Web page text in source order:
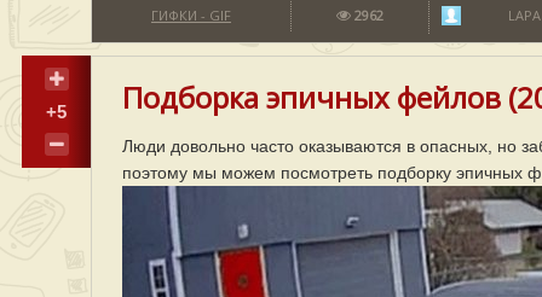
ГИФКИ - GIF 2962
+5 Подборка эпичных фейлов
Люди довольно часто оказываются в опасных, но
поэтому мы можем посмотреть подборку эпичных